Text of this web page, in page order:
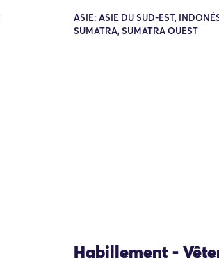
ASIE: ASIE DU SUD-EST,
SUMATRA, SUMATRA OUEST
Habillement -